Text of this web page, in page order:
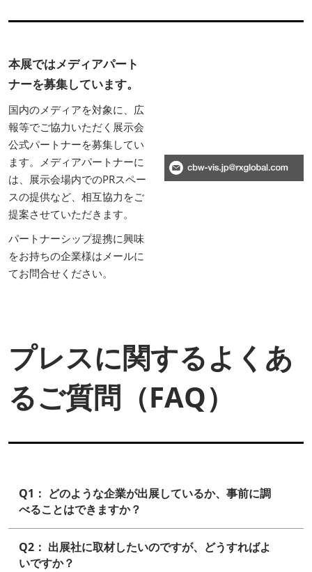
本展ではメディアパート
ナーを募集しています。
国内のメディアを対象に、広
報等でご協力いただく展示会
公式パートナーを募集してい
ます。メディアパートナーに
は、展示会場内でのPRスペー
スの提供など、相互協力をご
提案させていただきます。
パートナーシップ提携に興味
をお持ちの企業様はメールに
てお問合せください。
プレスに関するよくあ
るご質問（FAQ）
Q1： どのような企業が出展しているか、事前に調
べることはできますか？
Q2： 出展社に取材したいのですが、どうすればよ
いですか？